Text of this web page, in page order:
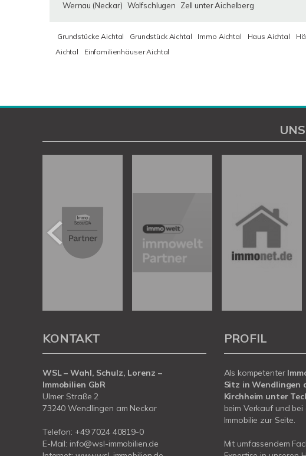
Wernau (Neckar) Wolfschlugen Zell unter Aichelberg
Grundstücke Aichtal Grundstück Aichtal Immo Aichtal Haus Aichtal
Aichtal
Einfamilienhäuser Aichtal
KONTAKT
WSL – Wahl, Schulz, Lorenz –
Immobilien GbR
Ulmer Straße 2
73240 Wendlingen am Neckar
Telefon: +49 7024 40819-0
E-Mail: info@wsl-immobilien.de
PROFIL
Als kompetenter
Sitz in Wendlingen
Kirchheim unter
beim Verkauf und
Immobilie zur Seite.
Mit umfassendem